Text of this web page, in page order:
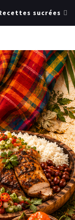
sucrées